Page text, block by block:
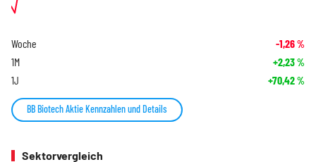
Woche -1,26%
1M +2,23%
1J +70,42%
BB Biotech Aktie Kennzahlen und Details
Sektorvergleich